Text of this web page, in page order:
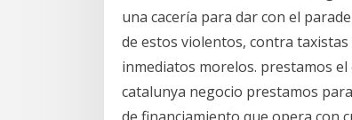
una cacería para dar con el
de estos violentos, contra
inmediatos morelos. prestamos
catalunya negocio prestamos